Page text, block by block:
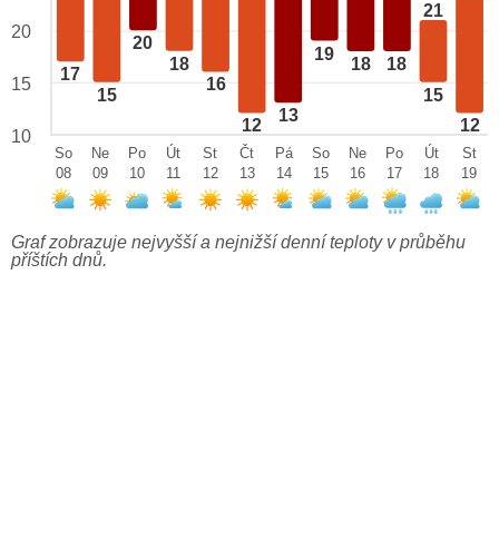
17
15
20
18
16
12
13
19
18 18
21
15
12
20
15
10
So
08
Ne
09
Po
10
Út
11
St
12
Čt
13
Pá
14
So
15
Ne
16
Po
17
Út
18
St
19
Graf zobrazuje nejvyšší a nejnižší denní teploty v průběhu
příštích dnů.